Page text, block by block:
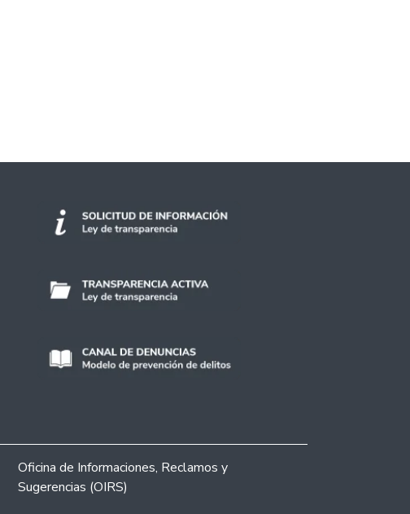
Oficina de Informaciones, Reclamos y
Sugerencias (OIRS)